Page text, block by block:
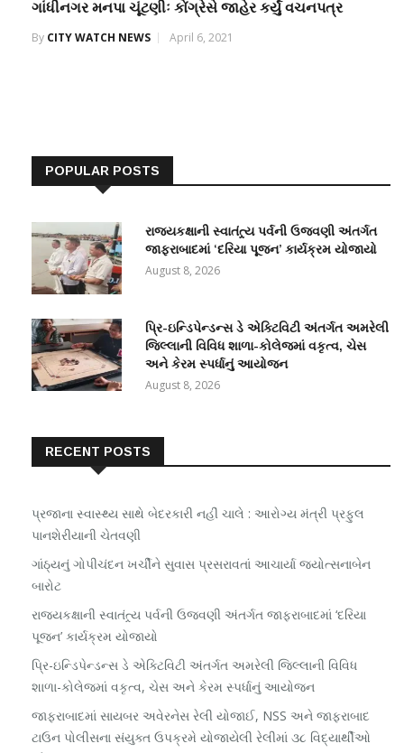
ગાંધીનગર મનપા ચૂંટણીઃ કોંગ્રેસે જાહેર કર્યું વચનપત્ર
By CITY WATCH NEWS April 6, 2021
POPULAR POSTS
રાજ્યકક્ષાની સ્વાતંત્ર્ય પર્વની ઉજવણી અંતર્ગત
જાફરાબાદમાં ‘દરિયા પૂજન’ કાર્યક્રમ યોજાયો
August 8, 2026
પ્રિ-ઇન્ડિપેન્ડન્સ ડે એક્ટિવિટી અંતર્ગત અમરેલી
જિલ્લાની વિવિધ શાળા-કોલેજમાં વકૃત્વ, ચેસ
અને કેરમ સ્પર્ધાનું આયોજન
August 8, 2026
RECENT POSTS
પ્રજાના સ્વાસ્થ્ય સાથે બેદરકારી નહીં ચાલે : આરોગ્ય મંત્રી પ્રફુલ
પાનશેરીયાની ચેતવણી
ગાંઠ્યનું ગોપીચંદન ખર્ચીને સુવાસ પ્રસરાવતાં આચાર્યા જ્યોત્સનાબેન
બારોટ
રાજ્યકક્ષાની સ્વાતંત્ર્ય પર્વની ઉજવણી અંતર્ગત જાફરાબાદમાં ‘દરિયા
પૂજન’ કાર્યક્રમ યોજાયો
પ્રિ-ઇન્ડિપેન્ડન્સ ડે એક્ટિવિટી અંતર્ગત અમરેલી જિલ્લાની વિવિધ
શાળા-કોલેજમાં વકૃત્વ, ચેસ અને કેરમ સ્પર્ધાનું આયોજન
જાફરાબાદમાં સાયબર અવેરનેસ રેલી યોજાઈ, NSS અને જાફરાબાદ
ટાઉન પોલીસના સંયુક્ત ઉપક્રમે યોજાયેલી રેલીમાં ૩૮ વિદ્યાર્થીઓ